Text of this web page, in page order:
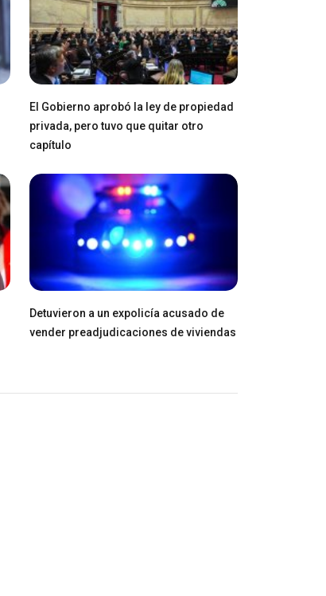
El Gobierno aprobó la ley de propiedad
privada, pero tuvo que quitar otro
capítulo
Detuvieron a un expolicía acusado de
vender preadjudicaciones de viviendas